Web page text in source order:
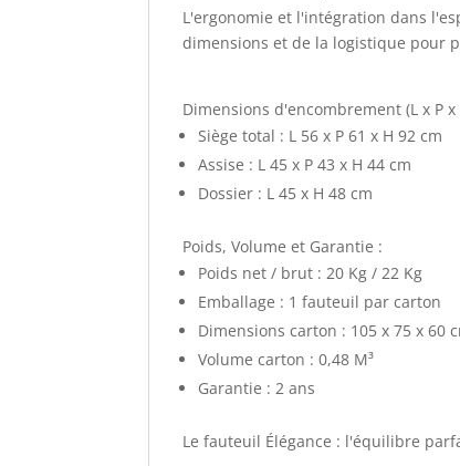
L'ergonomie et l'intégration dans
dimensions et de la logistique pour
Dimensions d'encombrement (L x P x
Siège total : L 56 x P 61 x H 92 cm
Assise : L 45 x P 43 x H 44 cm
Dossier : L 45 x H 48 cm
Poids, Volume et Garantie :
Poids net / brut : 20 Kg / 22 Kg
Emballage : 1 fauteuil par carton
Dimensions carton : 105 x 75 x 60
Volume carton : 0,48 M³
Garantie : 2 ans
Le fauteuil Élégance : l'équilibre